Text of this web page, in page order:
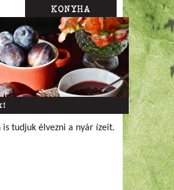
KONYHA
is tudjuk élvezni a nyár ízeit.